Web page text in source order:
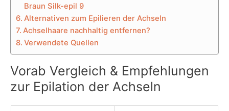
Braun Silk-epil 9
Alternativen zum Epilieren der Achseln
Achselhaare nachhaltig entfernen?
Verwendete Quellen
Vorab Vergleich & Empfehlungen
zur Epilation der Achseln